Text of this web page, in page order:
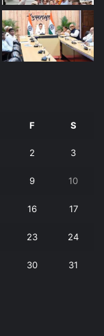
F S
2 3
9 10
16 17
23 24
30 31